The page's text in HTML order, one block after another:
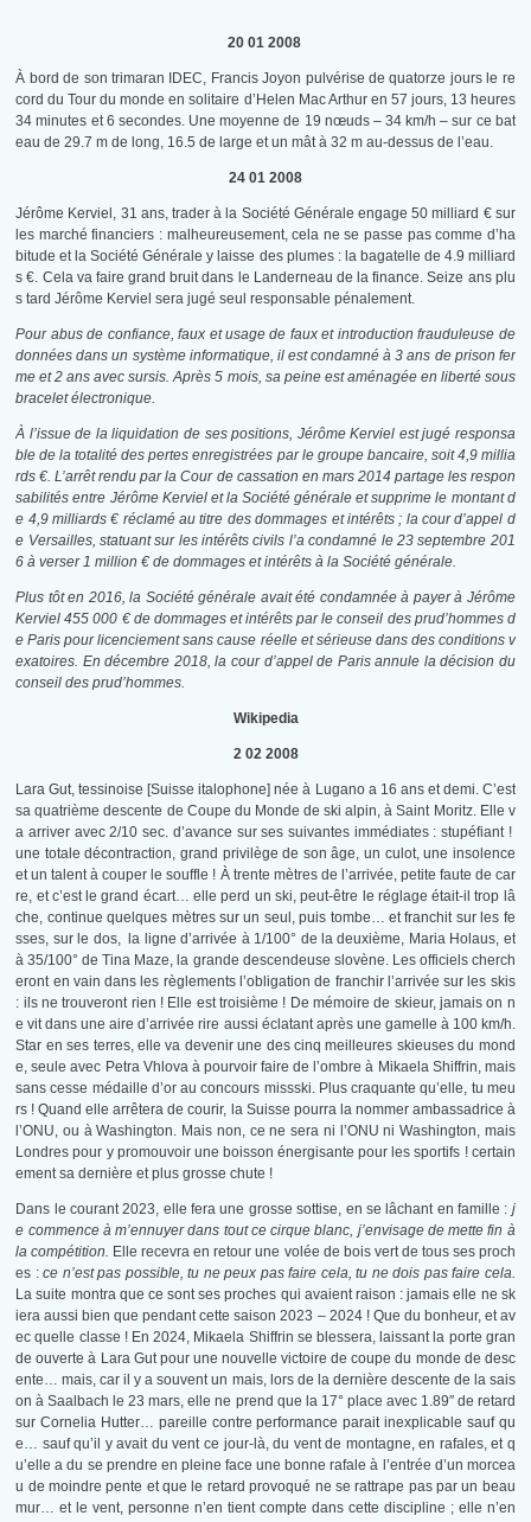
20 01 2008
À bord de son trimaran IDEC, Francis Joyon pulvérise de quatorze jours le re
cord du Tour du monde en solitaire d’Helen Mac Arthur en 57 jours, 13 heures
34 minutes et 6 secondes. Une moyenne de 19 nœuds – 34 km/h – sur ce bat
eau de 29.7 m de long, 16.5 de large et un mât à 32 m au-dessus de l’eau.
24 01 2008
Jérôme Kerviel, 31 ans, trader à la Société Générale engage 50 milliard € sur
les marché financiers : malheureusement, cela ne se passe pas comme d’ha
bitude et la Société Générale y laisse des plumes : la bagatelle de 4.9 milliard
s €. Cela va faire grand bruit dans le Landerneau de la finance. Seize ans plu
s tard Jérôme Kerviel sera jugé seul responsable pénalement.
Pour abus de confiance, faux et usage de faux et introduction frauduleuse de
données dans un système informatique, il est condamné à 3 ans de prison fer
me et 2 ans avec sursis. Après 5 mois, sa peine est aménagée en liberté sous
bracelet électronique.
À l’issue de la liquidation de ses positions, Jérôme Kerviel est jugé responsa
ble de la totalité des pertes enregistrées par le groupe bancaire, soit 4,9 millia
rds €. L’arrêt rendu par la Cour de cassation en mars 2014 partage les respon
sabilités entre Jérôme Kerviel et la Société générale et supprime le montant d
e 4,9 milliards € réclamé au titre des dommages et intérêts; la cour d’appel d
e Versailles, statuant sur les intérêts civils l’a condamné le 23 septembre 201
6 à verser 1 million € de dommages et intérêts à la Société générale.
Plus tôt en 2016, la Société générale avait été condamnée à payer à Jérôme
Kerviel 455 000 € de dommages et intérêts par le conseil des prud’hommes d
e Paris pour licenciement sans cause réelle et sérieuse dans des conditions v
exatoires. Endécembre 2018, la cour d’appel de Paris annule la décision du
conseil des prud’hommes.
Wikipedia
2 02 2008
Lara Gut, tessinoise [Suisse italophone] née à Lugano a 16 ans et demi. C’est
sa quatrième descente de Coupe du Monde de ski alpin, à Saint Moritz. Elle v
a arriver avec 2/10 sec. d’avance sur ses suivantes immédiates : stupéfiant !
une totale décontraction, grand privilège de son âge, un culot, une insolence
et un talent à couper le souffle ! À trente mètres de l’arrivée, petite faute de car
re, et c’est le grand écart… elle perd un ski, peut-être le réglage était-il trop lâ
che, continue quelques mètres sur un seul, puis tombe… et franchit sur les fe
sses, sur le dos, la ligne d’arrivée à 1/100° de la deuxième, Maria Holaus, et
à 35/100° de Tina Maze, la grande descendeuse slovène. Les officiels cherch
eront en vain dans les règlements l’obligation de franchir l’arrivée sur les skis
: ils ne trouveront rien ! Elle est troisième ! De mémoire de skieur, jamais on n
e vit dans une aire d’arrivée rire aussi éclatant après une gamelle à 100 km/h.
Star en ses terres, elle va devenir une des cinq meilleures skieuses du mond
e, seule avec Petra Vhlova à pourvoir faire de l’ombre à Mikaela Shiffrin, mais
sans cesse médaille d’or au concours missski. Plus craquante qu’elle, tu meu
rs ! Quand elle arrêtera de courir, la Suisse pourra la nommer ambassadrice à
l’ONU, ou à Washington. Mais non, ce ne sera ni l’ONU ni Washington, mais
Londres pour y promouvoir une boisson énergisante pour les sportifs ! certain
ement sa dernière et plus grosse chute !
Dans le courant 2023, elle fera une grosse sottise, en se lâchant en famille : j
e commence à m’ennuyer dans tout ce cirque blanc, j’envisage de mette fin à
la compétition. Elle recevra en retour une volée de bois vert de tous ses proch
es :ce n’est pas possible, tu ne peux pas faire cela, tu ne dois pas faire cela.
La suite montra que ce sont ses proches qui avaient raison : jamais elle ne sk
iera aussi bien que pendant cette saison 2023 – 2024 ! Que du bonheur, et av
ec quelle classe ! En 2024, Mikaela Shiffrin se blessera, laissant la porte gran
de ouverte à Lara Gut pour une nouvelle victoire de coupe du monde de desc
ente… mais, car il y a souvent un mais, lors de la dernière descente de la sais
on à Saalbach le 23 mars, elle ne prend que la 17° place avec 1.89″ de retard
sur Cornelia Hutter… pareille contre performance parait inexplicable sauf qu
e… sauf qu’il y avait du vent ce jour-là, du vent de montagne, en rafales, et q
u’elle a du se prendre en pleine face une bonne rafale à l’entrée d’un morcea
u de moindre pente et que le retard provoqué ne se rattrape pas par un beau
mur… et le vent, personne n’en tient compte dans cette discipline ; elle n’en